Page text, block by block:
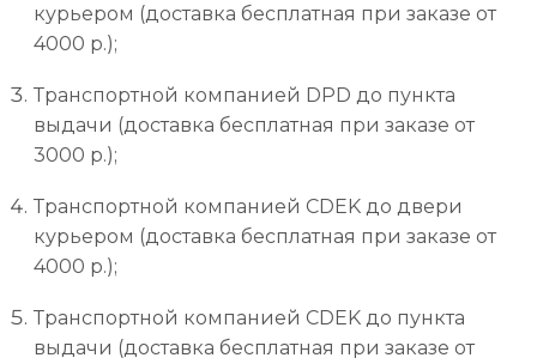
курьером (доставка бесплатная при заказе от
4000 р.);
Транспортной компанией DPD до пункта
выдачи (доставка бесплатная при заказе от
3000 р.);
Транспортной компанией CDEK до двери
курьером (доставка бесплатная при заказе от
4000 р.);
Транспортной компанией CDEK до пункта
выдачи (доставка бесплатная при заказе от